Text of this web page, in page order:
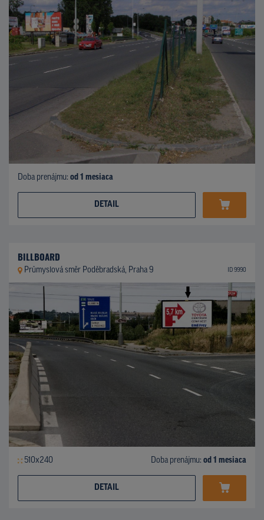
Doba prenájmu: od 1 mesiaca
DETAIL
BILLBOARD
Průmyslová směr Poděbradská, Praha 9 ID 9990
510x240 Doba prenájmu: od 1 mesiaca
DETAIL